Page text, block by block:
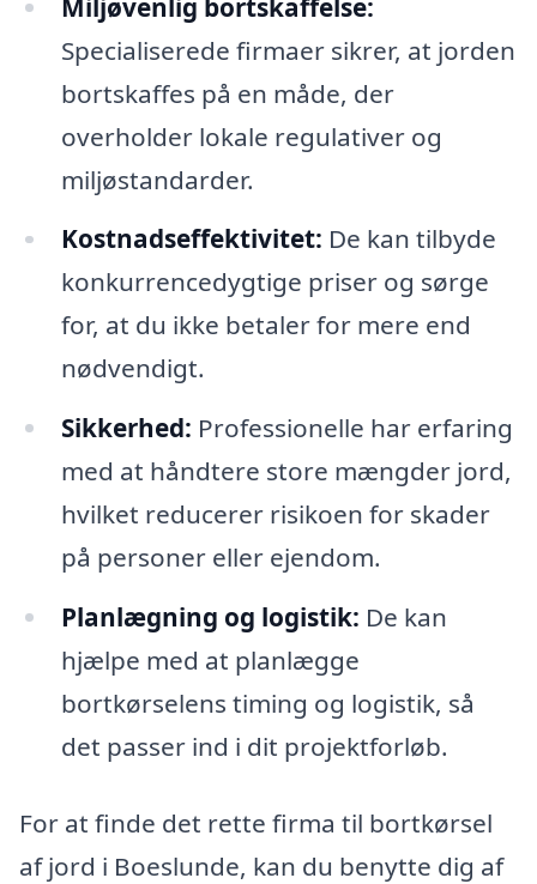
Miljøvenlig bortskaffelse:
Specialiserede firmaer sikrer, at jorden
bortskaffes på en måde, der
overholder lokale regulativer og
miljøstandarder.
Kostnadseffektivitet: De kan tilbyde
konkurrencedygtige priser og sørge
for, at du ikke betaler for mere end
nødvendigt.
Sikkerhed: Professionelle har erfaring
med at håndtere store mængder jord,
hvilket reducerer risikoen for skader
på personer eller ejendom.
Planlægning og logistik: De kan
hjælpe med at planlægge
bortkørselens timing og logistik, så
det passer ind i dit projektforløb.
For at finde det rette firma til bortkørsel
af jord i Boeslunde, kan du benytte dig af